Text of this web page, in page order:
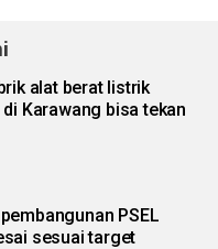
alat berat listrik
Karawang bisa tekan
PSEL
sesuai target